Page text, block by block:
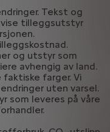
Tekst og
tilleggsutstyr
og utstyr som
avhengig av land.
farger. Vi
uten varsel.
som leveres på våre